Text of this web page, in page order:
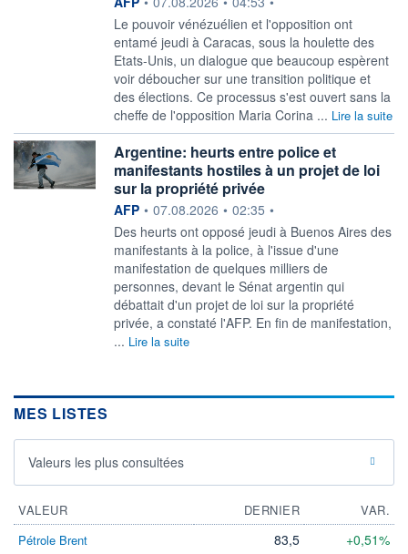
Le pouvoir vénézuélien et l'opposition ont
entamé jeudi à Caracas, sous la houlette des
Etats-Unis, un dialogue que beaucoup espèrent
voir déboucher sur une transition politique et
des élections. Ce processus s'est ouvert sans la
cheffe de l'opposition Maria Corina ... Lire la suite
Argentine: heurts entre police et
manifestants hostiles à un projet de loi
sur la propriété privée
information fournie par
AFP • 07.08.2026 • 02:35 •
Des heurts ont opposé jeudi à Buenos Aires des
manifestants à la police, à l'issue d'une
manifestation de quelques milliers de
personnes, devant le Sénat argentin qui
débattait d'un projet de loi sur la propriété
privée, a constaté l'AFP. En fin de manifestation,
... Lire la suite
MES LISTES
Valeurs les plus consultées
VALEUR DERNIER
VAR.
Pétrole Brent
83,5 +0,51%